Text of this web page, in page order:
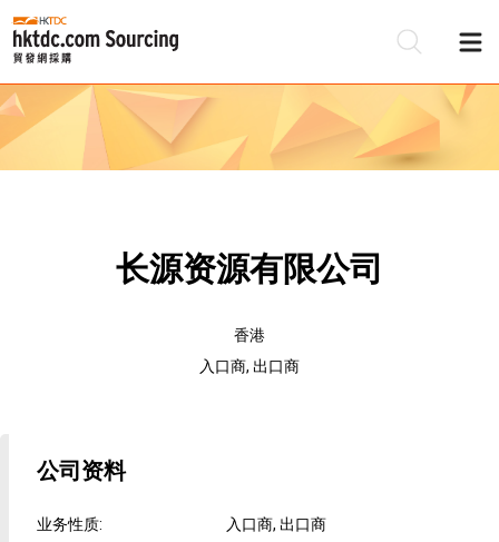
长源资源有限公司
香港
入口商, 出口商
公司资料
业务性质:
入口商, 出口商